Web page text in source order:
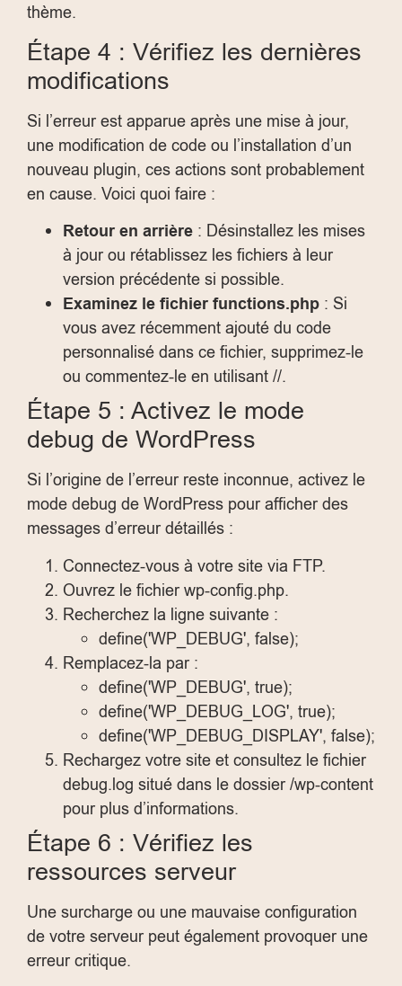
thème.
Étape 4 : Vérifiez les dernières
modifications
Si l’erreur est apparue après une mise à jour,
une modification de code ou l’installation d’un
nouveau plugin, ces actions sont probablement
en cause. Voici quoi faire :
Retour en arrière : Désinstallez les mises
à jour ou rétablissez les fichiers à leur
version précédente si possible.
Examinez le fichier functions.php : Si
vous avez récemment ajouté du code
personnalisé dans ce fichier, supprimez-le
ou commentez-le en utilisant //.
Étape 5 : Activez le mode
debug de WordPress
Si l’origine de l’erreur reste inconnue, activez le
mode debug de WordPress pour afficher des
messages d’erreur détaillés :
Connectez-vous à votre site via FTP.
Ouvrez le fichier wp-config.php.
Recherchez la ligne suivante :
define('WP_DEBUG', false);
Remplacez-la par :
define('WP_DEBUG', true);
define('WP_DEBUG_LOG', true);
define('WP_DEBUG_DISPLAY', false);
Rechargez votre site et consultez le fichier
debug.log situé dans le dossier /wp-content
pour plus d’informations.
Étape 6 : Vérifiez les
ressources serveur
Une surcharge ou une mauvaise configuration
de votre serveur peut également provoquer une
erreur critique.